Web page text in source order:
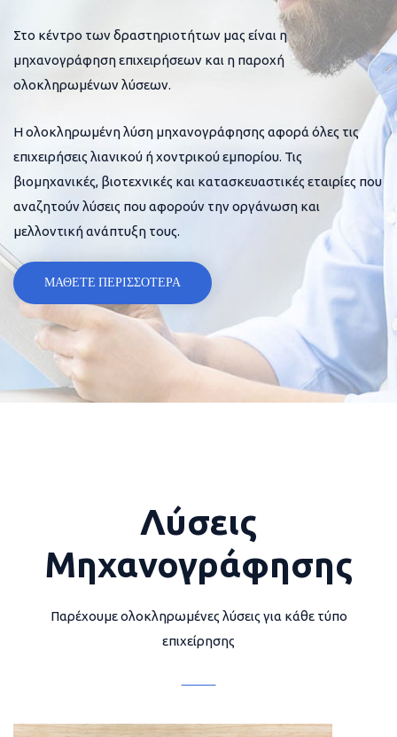
Στο κέντρο των δραστηριοτήτων μας είναι η
μηχανογράφηση επιχειρήσεων και η παροχή
ολοκληρωμένων λύσεων.
Η ολοκληρωμένη λύση μηχανογράφησης αφορά όλες τις
επιχειρήσεις λιανικού ή χοντρικού εμπορίου. Τις
βιομηχανικές, βιοτεχνικές και κατασκευαστικές εταιρίες που
αναζητούν λύσεις που αφορούν την οργάνωση και
μελλοντική ανάπτυξη τους.
ΜΑΘΕΤΕ ΠΕΡΙΣΣΟΤΕΡΑ
Λύσεις
Μηχανογράφησης
Παρέχουμε ολοκληρωμένες λύσεις για κάθε τύπο
επιχείρησης